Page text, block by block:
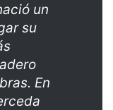
un
su
En